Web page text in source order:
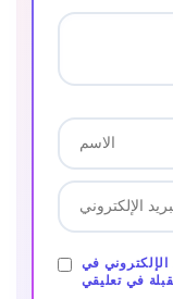
في